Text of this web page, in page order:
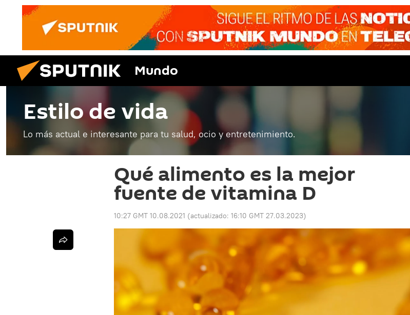
Mundo
Estilo de vida
Lo más actual e interesante para tu salud, ocio y entretenimiento.
Qué alimento es la mejor
fuente de vitamina D
10:27 GMT 10.08.2021 (actualizado: 16:10 GMT 27.03.2023)